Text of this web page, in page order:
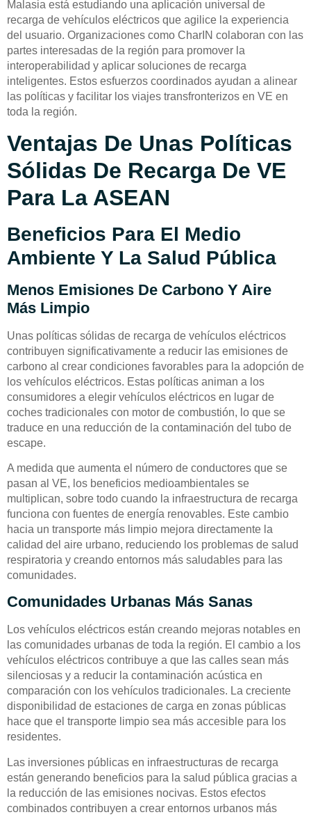
Malasia está estudiando una aplicación universal de
recarga de vehículos eléctricos que agilice la experiencia
del usuario. Organizaciones como CharIN colaboran con las
partes interesadas de la región para promover la
interoperabilidad y aplicar soluciones de recarga
inteligentes. Estos esfuerzos coordinados ayudan a alinear
las políticas y facilitar los viajes transfronterizos en VE en
toda la región.
Ventajas De Unas Políticas
Sólidas De Recarga De VE
Para La ASEAN
Beneficios Para El Medio
Ambiente Y La Salud Pública
Menos Emisiones De Carbono Y Aire
Más Limpio
Unas políticas sólidas de recarga de vehículos eléctricos
contribuyen significativamente a reducir las emisiones de
carbono al crear condiciones favorables para la adopción de
los vehículos eléctricos. Estas políticas animan a los
consumidores a elegir vehículos eléctricos en lugar de
coches tradicionales con motor de combustión, lo que se
traduce en una reducción de la contaminación del tubo de
escape.
A medida que aumenta el número de conductores que se
pasan al VE, los beneficios medioambientales se
multiplican, sobre todo cuando la infraestructura de recarga
funciona con fuentes de energía renovables. Este cambio
hacia un transporte más limpio mejora directamente la
calidad del aire urbano, reduciendo los problemas de salud
respiratoria y creando entornos más saludables para las
comunidades.
Comunidades Urbanas Más Sanas
Los vehículos eléctricos están creando mejoras notables en
las comunidades urbanas de toda la región. El cambio a los
vehículos eléctricos contribuye a que las calles sean más
silenciosas y a reducir la contaminación acústica en
comparación con los vehículos tradicionales. La creciente
disponibilidad de estaciones de carga en zonas públicas
hace que el transporte limpio sea más accesible para los
residentes.
Las inversiones públicas en infraestructuras de recarga
están generando beneficios para la salud pública gracias a
la reducción de las emisiones nocivas. Estos efectos
combinados contribuyen a crear entornos urbanos más